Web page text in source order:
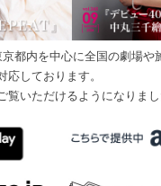
都内を中心に全国の劇場や
しております。
覧いただけるようになりまし